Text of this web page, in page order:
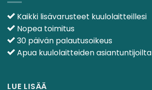
Kaikki lisävarusteet kuulolaitteillesi
Nopea toimitus
30 päivän palautusoikeus
Apua kuulolaitteiden asiantuntijoilta
LUE LISÄÄ